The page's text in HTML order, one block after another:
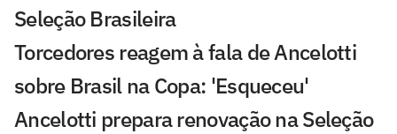
Seleção Brasileira
Torcedores reagem à fala de Ancelotti
sobre Brasil na Copa: 'Esqueceu'
Ancelotti prepara renovação na Seleção